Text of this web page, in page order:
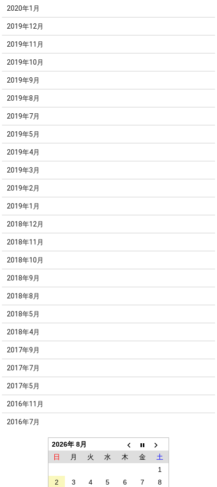
2020年1月
2019年12月
2019年11月
2019年10月
2019年9月
2019年8月
2019年7月
2019年5月
2019年4月
2019年3月
2019年2月
2019年1月
2018年12月
2018年11月
2018年10月
2018年9月
2018年8月
2018年5月
2018年4月
2017年9月
2017年7月
2017年5月
2016年11月
2016年7月
2026年 8月
日
月 火 水 木 金
土
1
2
3 4 5 6 7
8